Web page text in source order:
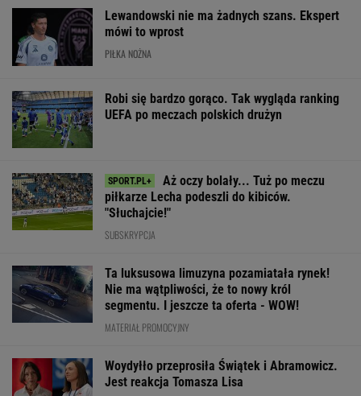
Lewandowski nie ma żadnych szans. Ekspert
mówi to wprost
PIŁKA NOŻNA
Robi się bardzo gorąco. Tak wygląda ranking
UEFA po meczach polskich drużyn
Aż oczy bolały... Tuż po meczu
piłkarze Lecha podeszli do kibiców.
"Słuchajcie!"
SUBSKRYPCJA
Ta luksusowa limuzyna pozamiatała rynek!
Nie ma wątpliwości, że to nowy król
segmentu. I jeszcze ta oferta - WOW!
MATERIAŁ PROMOCYJNY
Woydyłło przeprosiła Świątek i Abramowicz.
Jest reakcja Tomasza Lisa